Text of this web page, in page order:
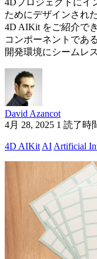
4Dプロジェクトにイ
ためにデザインされ
4D AIKit をご紹介で
コンポーネントであ
開発環境にシームレ
David Azancot
4月 28, 2025 1 読了時
4D AIKit AI Artificial